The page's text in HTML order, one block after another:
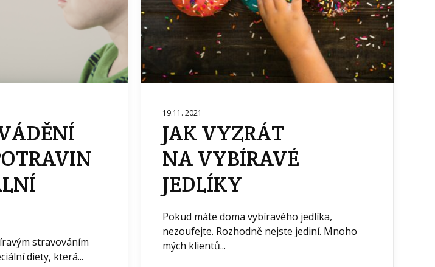
stravováním
diety, která...
19.11. 2021
JAK VYZRÁT
NA VYBÍRAVÉ
JEDLÍKY
Pokud máte doma vybíravého jedlíka,
nezoufejte. Rozhodně nejste jediní. Mnoho
mých klientů...